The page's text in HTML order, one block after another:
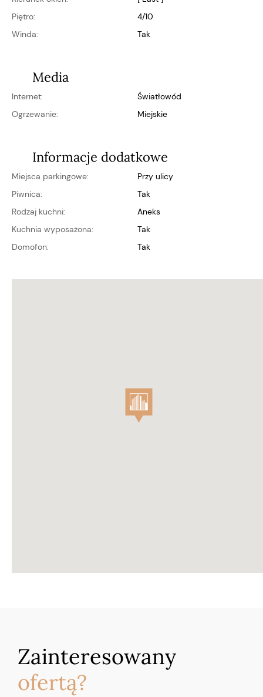
Piętro:
4/10
Winda:
Tak
Media
Internet:
światłowód
Ogrzewanie:
miejskie
Informacje dodatkowe
Miejsca parkingowe:
przy ulicy
Piwnica:
Tak
Rodzaj kuchni:
aneks
Kuchnia wyposażona:
Tak
Domofon:
Tak
Zainteresowany
ofertą?